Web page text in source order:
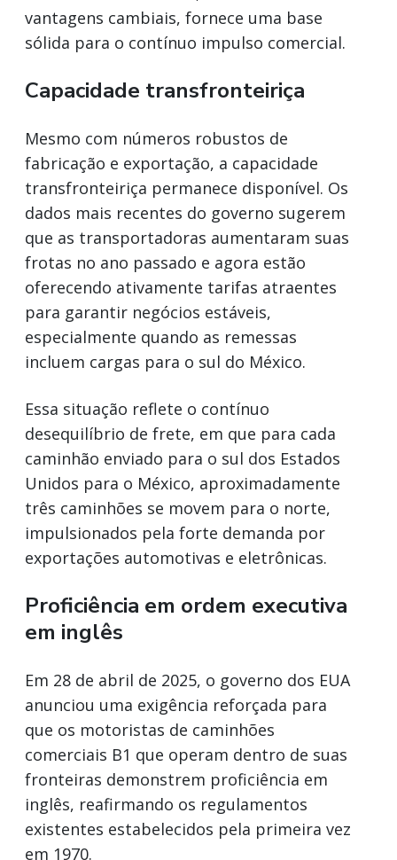
vantagens cambiais, fornece uma base
sólida para o contínuo impulso comercial.
Capacidade transfronteiriça
Mesmo com números robustos de
fabricação e exportação, a capacidade
transfronteiriça permanece disponível. Os
dados mais recentes do governo sugerem
que as transportadoras aumentaram suas
frotas no ano passado e agora estão
oferecendo ativamente tarifas atraentes
para garantir negócios estáveis,
especialmente quando as remessas
incluem cargas para o sul do México.
Essa situação reflete o contínuo
desequilíbrio de frete, em que para cada
caminhão enviado para o sul dos Estados
Unidos para o México, aproximadamente
três caminhões se movem para o norte,
impulsionados pela forte demanda por
exportações automotivas e eletrônicas.
Proficiência em ordem executiva
em inglês
Em 28 de abril de 2025, o governo dos EUA
anunciou uma exigência reforçada para
que os motoristas de caminhões
comerciais B1 que operam dentro de suas
fronteiras demonstrem proficiência em
inglês, reafirmando os regulamentos
existentes estabelecidos pela primeira vez
em 1970.